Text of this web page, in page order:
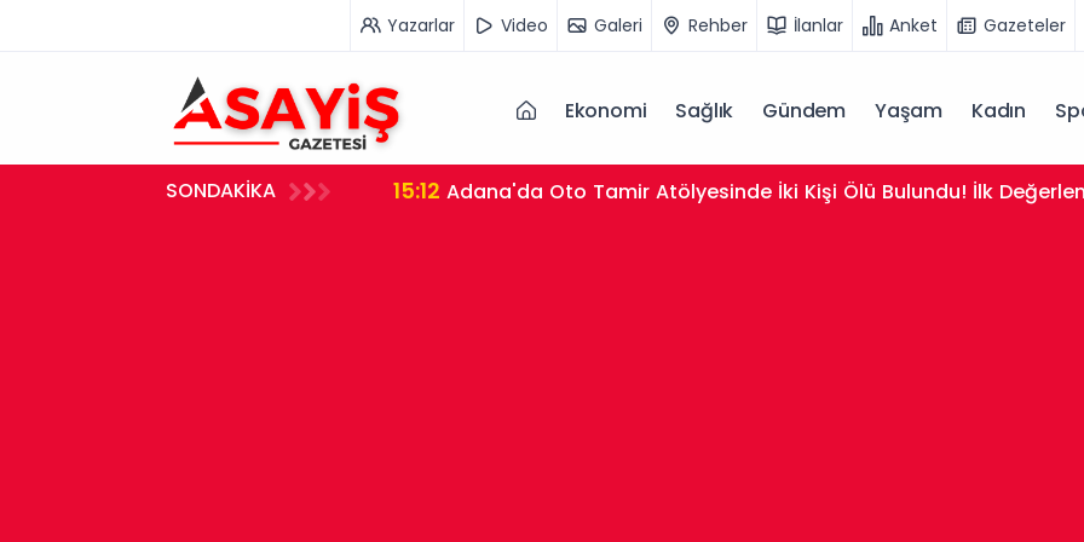
Yazarlar Video Galeri Rehber İlanlar Anket Gazeteler
Ekonomi Sağlık Gündem Yaşam Kadın
SONDAKİKA
Çeken İddialar 15:12 Adana'da Oto Tamir Atölyesinde İki Kişi Ölü Bulundu! İlk